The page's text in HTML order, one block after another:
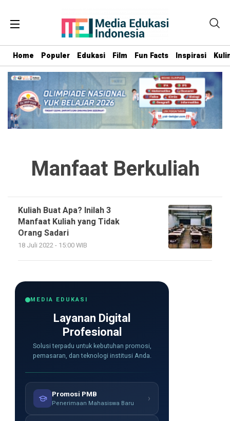
Home Populer Edukasi Film Fun Facts Inspirasi
Manfaat Berkuliah
Kuliah Buat Apa? Inilah 3
Manfaat Kuliah yang Tidak
Orang Sadari
18 Juli 2022 - 15:00 WIB
MEDIA EDUKASI
Layanan Digital
Profesional
Solusi terpadu untuk kebutuhan promosi,
pemasaran, dan teknologi institusi Anda.
Promosi PMB
Penerimaan Mahasiswa Baru ›